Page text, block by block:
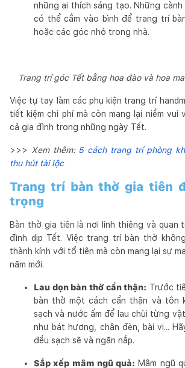
những ai thích sáng tạo. Những cành
có thể cắm vào bình để trang trí
hoặc các góc nhỏ trong nhà.
Trang trí góc Tết bằng hoa đào và hoa
Việc tự tay làm các phụ kiện trang trí
tiết kiệm chi phí mà còn mang lại niềm vui
cả gia đình trong những ngày Tết.
>>> Xem thêm: 5 cách trang trí phòng
thu hút tài lộc
Trang trí bàn thờ gia tiên
trọng
Bàn thờ gia tiên là nơi linh thiêng và quan
đình dịp Tết. Việc trang trí bàn thờ
thành kính với tổ tiên mà còn mang lại sự
năm mới.
Lau dọn bàn thờ cẩn thận: Trước
bàn thờ một cách cẩn thận và tôn
sạch và nước ấm để lau chùi từng
như bát hương, chân đèn, bài vị...
đều sạch sẽ và ngăn nắp.
Sắp xếp mâm ngũ quả: Mâm ngũ